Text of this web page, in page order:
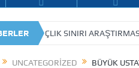
AYI AÇLIK SINIRI ARAŞTIRMASI
GENEL KURUL İLANI
UNCATEGORIZED BÜYÜK